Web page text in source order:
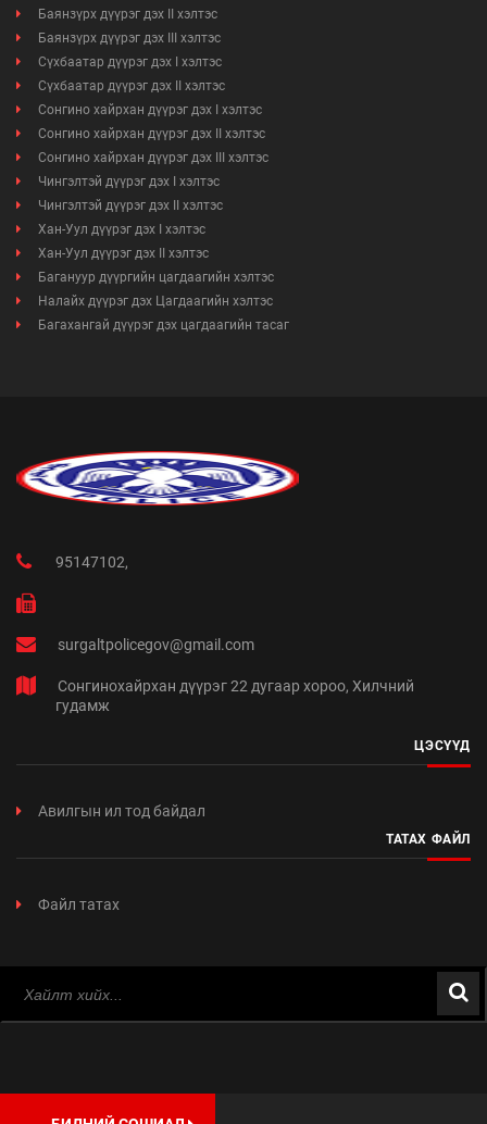
Баянзүрх дүүрэг дэх II хэлтэс
Баянзүрх дүүрэг дэх III хэлтэс
Сүхбаатар дүүрэг дэх I хэлтэс
Сүхбаатар дүүрэг дэх II хэлтэс
Сонгино хайрхан дүүрэг дэх I хэлтэс
Сонгино хайрхан дүүрэг дэх II хэлтэс
Сонгино хайрхан дүүрэг дэх III хэлтэс
Чингэлтэй дүүрэг дэх I хэлтэс
Чингэлтэй дүүрэг дэх II хэлтэс
Хан-Уул дүүрэг дэх I хэлтэс
Хан-Уул дүүрэг дэх II хэлтэс
Багануур дүүргийн цагдаагийн хэлтэс
Налайх дүүрэг дэх Цагдаагийн хэлтэс
Багахангай дүүрэг дэх цагдаагийн тасаг
95147102,
surgaltpolicegov@gmail.com
Сонгинохайрхан дүүрэг 22 дугаар хороо, Хилчний
гудамж
ЦЭСҮҮД
Авилгын ил тод байдал
ТАТАХ ФАЙЛ
Файл татах